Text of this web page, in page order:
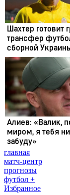
главная
матч-центр
прогнозы
футбол +
Избранное